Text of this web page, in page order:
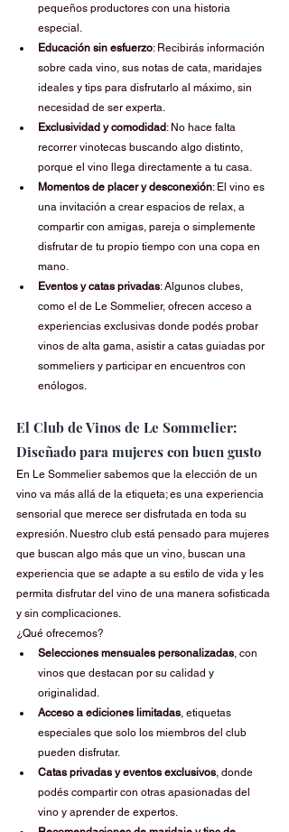
pequeños productores con una historia
especial.
Educación sin esfuerzo: Recibirás información
sobre cada vino, sus notas de cata, maridajes
ideales y tips para disfrutarlo al máximo, sin
necesidad de ser experta.
Exclusividad y comodidad: No hace falta
recorrer vinotecas buscando algo distinto,
porque el vino llega directamente a tu casa.
Momentos de placer y desconexión: El vino es
una invitación a crear espacios de relax, a
compartir con amigas, pareja o simplemente
disfrutar de tu propio tiempo con una copa en
mano.
Eventos y catas privadas: Algunos clubes,
como el de Le Sommelier, ofrecen acceso a
experiencias exclusivas donde podés probar
vinos de alta gama, asistir a catas guiadas por
sommeliers y participar en encuentros con
enólogos.
El Club de Vinos de Le Sommelier:
Diseñado para mujeres con buen gusto
En Le Sommelier sabemos que la elección de un
vino va más allá de la etiqueta; es una experiencia
sensorial que merece ser disfrutada en toda su
expresión. Nuestro club está pensado para mujeres
que buscan algo más que un vino, buscan una
experiencia que se adapte a su estilo de vida y les
permita disfrutar del vino de una manera sofisticada
y sin complicaciones.
¿Qué ofrecemos?
Selecciones mensuales personalizadas , con
vinos que destacan por su calidad y
originalidad.
Acceso a ediciones limitadas , etiquetas
especiales que solo los miembros del club
pueden disfrutar.
Catas privadas y eventos exclusivos , donde
podés compartir con otras apasionadas del
vino y aprender de expertos.